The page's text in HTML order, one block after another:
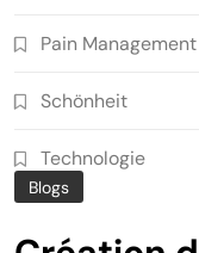
Blogs
Pain Management
Schönheit
Technologie